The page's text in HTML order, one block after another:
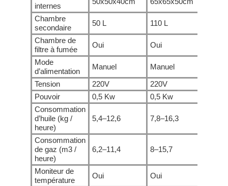
internes
Chambre
secondaire
50 L 110 L
Chambre de
filtre à fumée
Oui Oui
Mode
d’alimentation
Manuel Manuel
Tension
220V 220V
Pouvoir
0,5 Kw 0,5 Kw
Consommation
d’huile (kg /
heure)
5,4–12,6 7,8–16,3
Consommation
de gaz (m3 /
heure)
6,2–11,4 8–15,7
Moniteur de
température
Oui Oui